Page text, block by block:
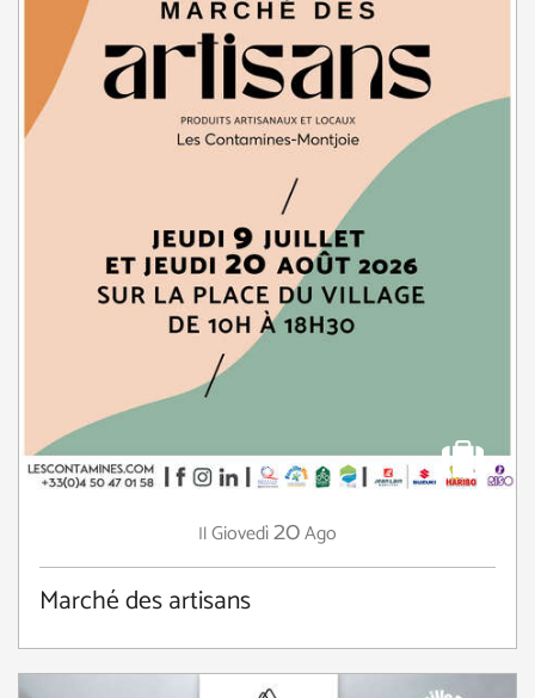
IlGiovedì20Ago
Marché des artisans